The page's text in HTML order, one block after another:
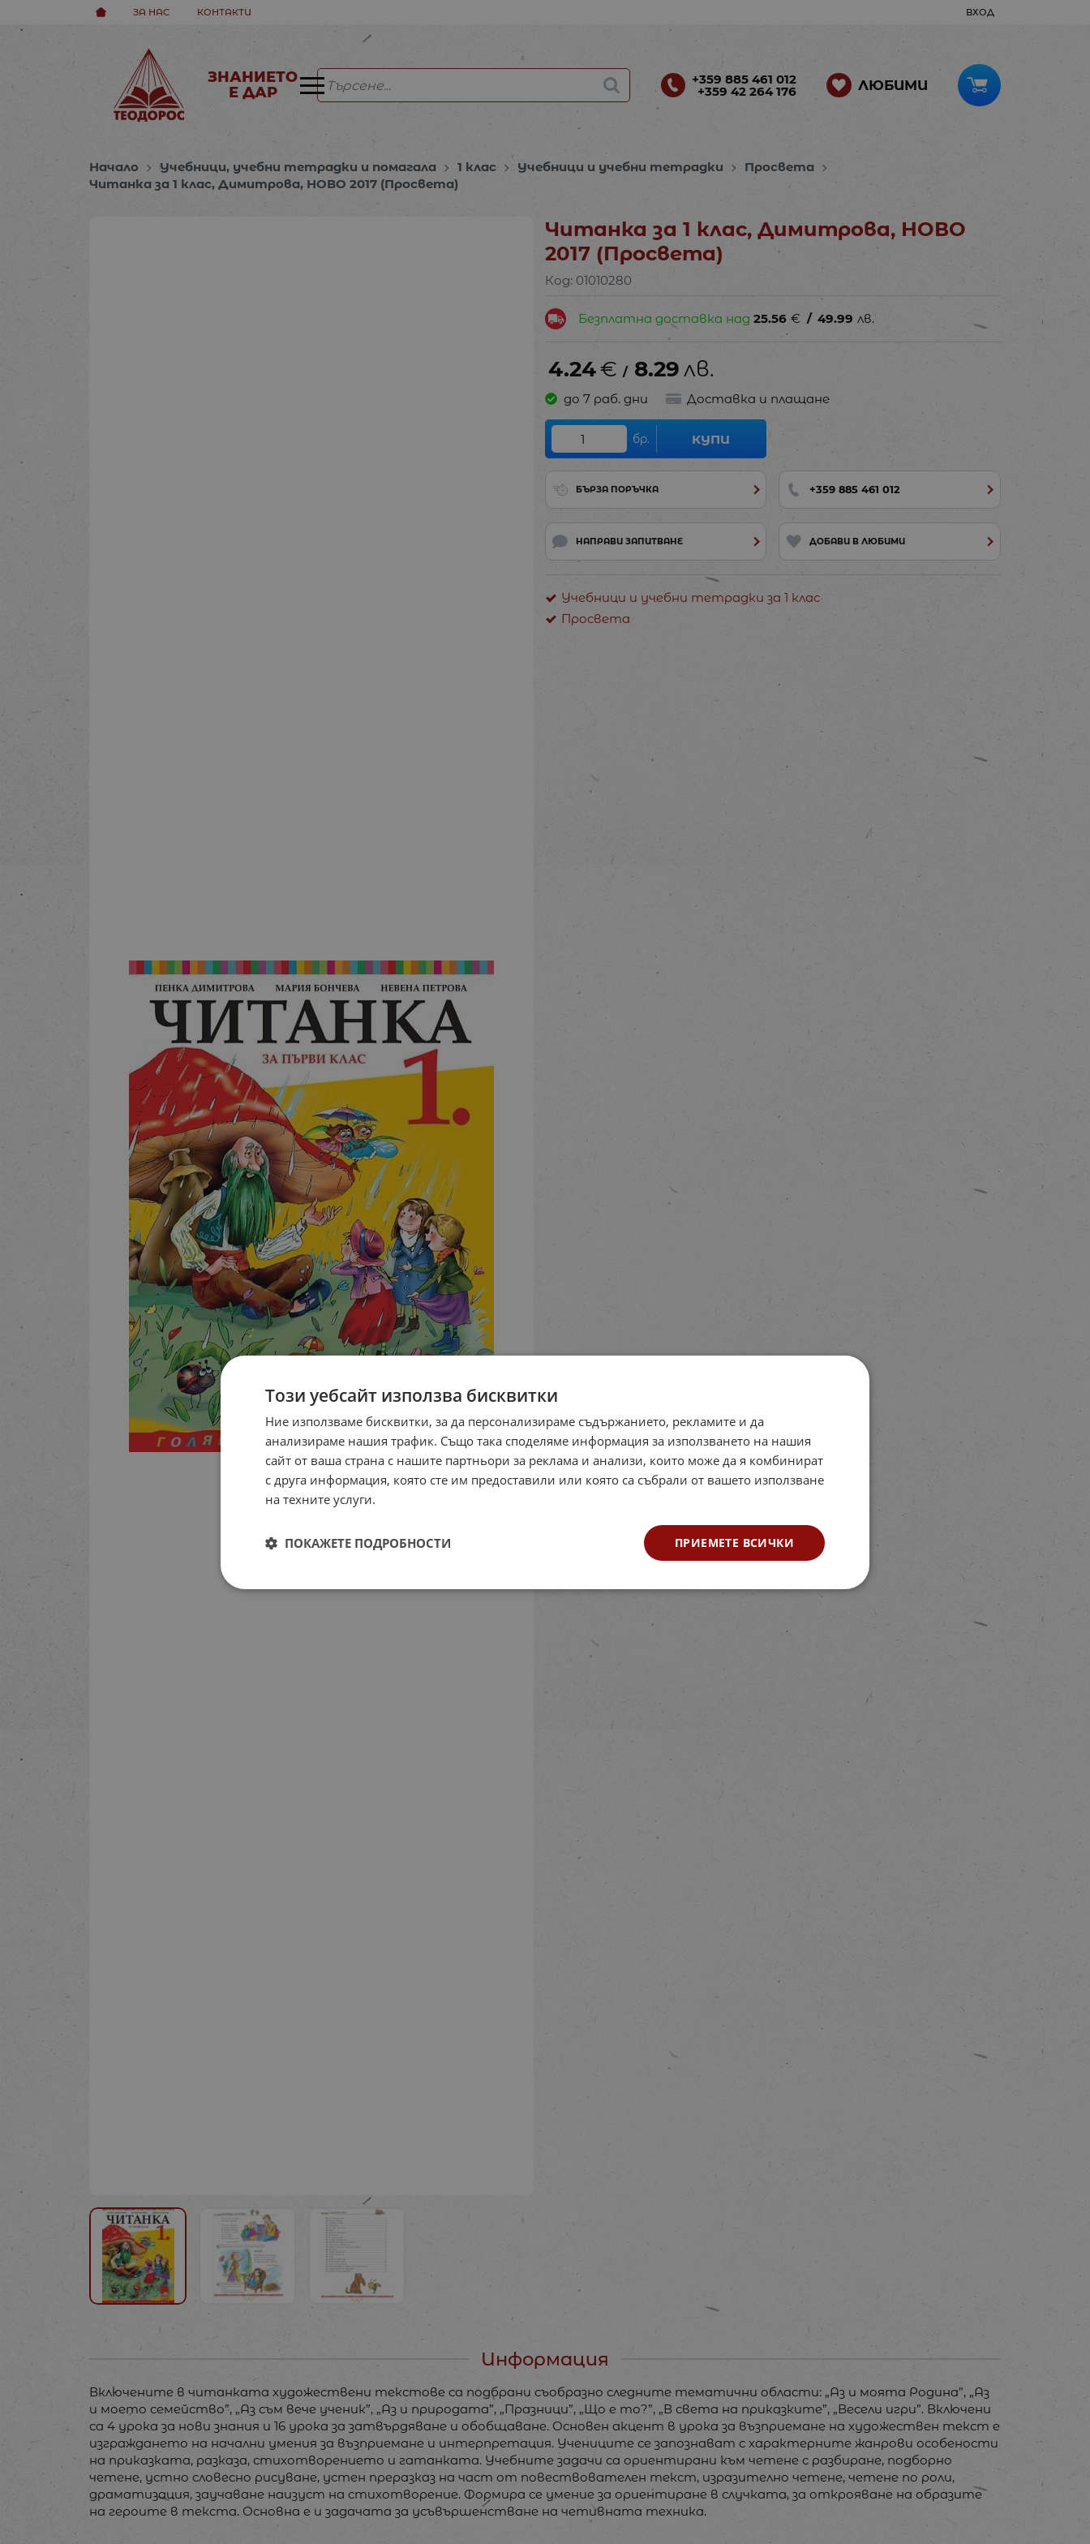
ЗА НАС КОНТАКТИ ВХОД
ЗНАНИЕТО
Е ДАР
+359 885 461 012
+359 42 264 176 ЛЮБИМИ
Начало Учебници, учебни тетрадки и помагала 1 клас Учебници и учебни тетрадки
Просвета
Читанка за 1 клас, Димитрова, НОВО 2017 (Прoсвета)
Читанка за 1 клас, Димитрова, НОВО
2017 (Прoсвета)
Код: 01010280
Безплатна доставка над25.56 € / 49.99 лв.
4.24€ / 8.29лв.
до 7 раб. дни Доставка и плащане
бр. КУПИ
БЪРЗА ПОРЪЧКА +359 885 461 012
НАПРАВИ ЗАПИТВАНЕ ДОБАВИ В ЛЮБИМИ
Учебници и учебни тетрадки за 1 клас
Просвета
Информация
Включените в читанката художествени текстове са подбрани съобразно следните тематични области: „Аз и моята Родина”, „Аз
и моето семейство”, „Аз съм вече ученик”, „Аз и природата”, „Празници”, „Що е то?”, „В света на приказките”, „Весели игри”. Включени
са 4 урока за нови знания и 16 урока за затвърдяване и обобщаване. Основен акцент в урока за възприемане на художествен текст е
изграждането на начални умения за възприемане и интерпретация. Учениците се запознават с характерните жанрови особености
на приказката, разказа, стихотворението и гатанката. Учебните задачи са ориентирани към четене с разбиране, подборно
четене, устно словесно рисуване, устен преразказ на част от повествователен текст, изразително четене, четене по роли,
драматизация, заучаване наизуст на стихотворение. Формира се умение за ориентиране в случката, за открояване на образите
на героите в текста. Основна е и задачата за усъвършенстване на четивната техника.
Този уебсайт използва бисквитки
Ние използваме бисквитки, за да персонализираме съдържанието, рекламите и да
анализираме нашия трафик. Също така споделяме информация за използването на нашия
сайт от ваша страна с нашите партньори за реклама и анализи, които може да я комбинират
с друга информация, която сте им предоставили или която са събрали от вашето използване
на техните услуги.
ПРИЕМЕТЕ ВСИЧКИ
ПОКАЖЕТЕ ПОДРОБНОСТИ